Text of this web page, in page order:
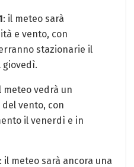
: il meteo sarà
e vento, con
stazionarie il
giovedì.
meteo vedrà un
vento, con
il venerdì e in
: il meteo sarà ancora una